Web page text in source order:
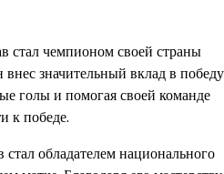
чемпионом своей страны
значительный вклад в победу
голы и помогая своей команде
к победе.
обладателем национального